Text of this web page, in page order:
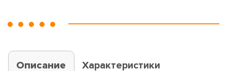
Описание
Характеристики